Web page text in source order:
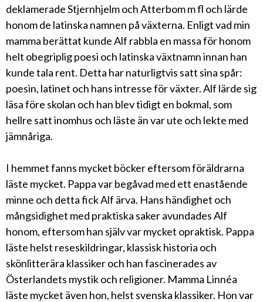
deklamerade Stjernhjelm och Atterbom m fl och lärde
honom de latinska namnen på växterna. Enligt vad min
mamma berättat kunde Alf rabbla en massa för honom
helt obegriplig poesi och latinska växtnamn innan han
kunde tala rent. Detta har naturligtvis satt sina spår:
poesin, latinet och hans intresse för växter. Alf lärde sig
läsa före skolan och han blev tidigt en bokmal, som
hellre satt inomhus och läste än var ute och lekte med
jämnåriga.
I hemmet fanns mycket böcker eftersom föräldrarna
läste mycket. Pappa var begåvad med ett enastående
minne och detta fick Alf ärva. Hans händighet och
mångsidighet med praktiska saker avundades Alf
honom, eftersom han själv var mycket opraktisk. Pappa
läste helst reseskildringar, klassisk historia och
skönlitterära klassiker och han fascinerades av
Österlandets mystik och religioner. Mamma Linnéa
läste mycket även hon, helst svenska klassiker. Hon var